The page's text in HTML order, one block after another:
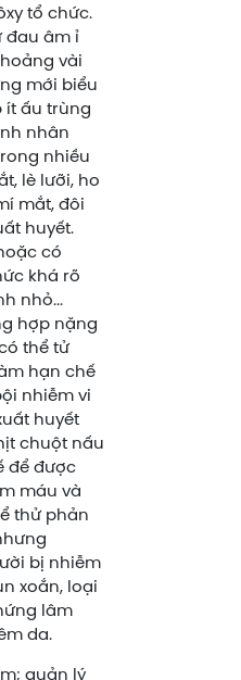
tổ chức.
đau âm ỉ
vài
mới biểu
ít ấu trùng
nhân
nhiều
lè lưỡi, ho
mắt, đôi
huyết.
có
khá rõ
nhỏ...
hợp nặng
thể tử
hạn chế
nhiễm vi
huyết
chuột nấu
để được
máu và
thử phản
bị nhiễm
xoắn, loại
lâm
da.
quản lý